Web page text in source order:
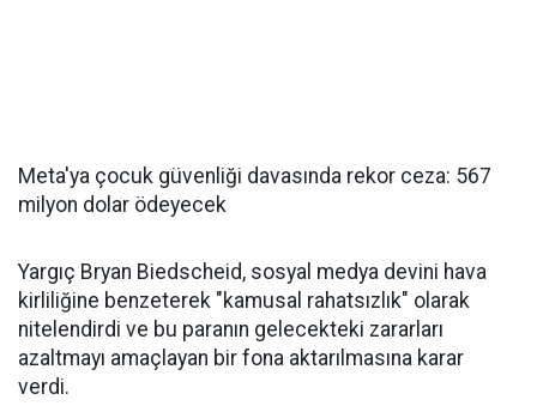
Meta'ya çocuk güvenliği davasında rekor ceza: 567
milyon dolar ödeyecek
Yargıç Bryan Biedscheid, sosyal medya devini hava
kirliliğine benzeterek "kamusal rahatsızlık" olarak
nitelendirdi ve bu paranın gelecekteki zararları
azaltmayı amaçlayan bir fona aktarılmasına karar
verdi.